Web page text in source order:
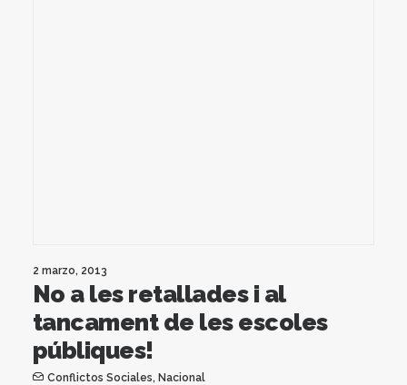
2 marzo, 2013
No a les retallades i al
tancament de les escoles
públiques!
Conflictos Sociales, Nacional